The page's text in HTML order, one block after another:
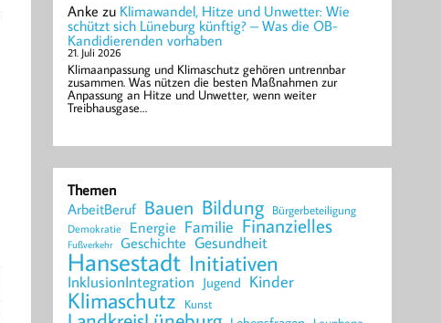
Anke zu Klimawandel, Hitze und Unwetter: Wie
schützt sich Lüneburg künftig? – Was die OB-
Kandidierenden vorhaben
21. Juli 2026
Klimaanpassung und Klimaschutz gehören untrennbar
zusammen. Was nützen die besten Maßnahmen zur
Anpassung an Hitze und Unwetter, wenn weiter
Treibhausgase…
Themen
ArbeitBeruf Bauen Bildung Bürgerbeteiligung
Demokratie Energie Familie Finanzielles
Fußverkehr Geschichte Gesundheit
Hansestadt Initiativen
InklusionIntegration Jugend Kinder
Klimaschutz Kunst